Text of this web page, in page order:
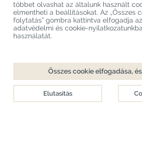
Hozzáadás a kosárhoz
Közvetlenül elérhető
többet olvashat az általunk használt
elmentheti a beállításokat. Az „Összes
folytatás” gombra kattintva elfogadja
adatvédelmi és cookie-
használatát.
Összes cookie elfogadása,
Elutasítás
Copyright©Cibdol Last updated
Cibdol bv , Handelsweg 1a, 5492NL Sint-
KvK: 76495035 VAT: